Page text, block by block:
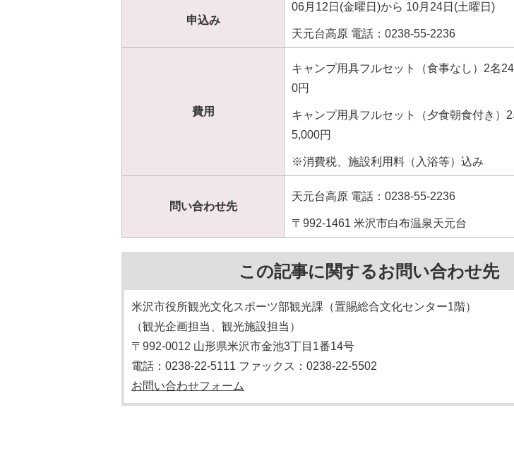
申込み
06月12日(金曜日)から 10月24日(土曜日)
天元台高原 電話：0238-55-2236
費用
キャンプ用具フルセット（食事なし）2名
0円
キャンプ用具フルセット（夕食朝食付き）
5,000円
※消費税、施設利用料（入浴等）込み
問い合わせ先
天元台高原 電話：0238-55-2236
〒992-1461 米沢市白布温泉天元台
この記事に関するお問い合わせ先
米沢市役所観光文化スポーツ部観光課（置賜総合文化センター1階）
（観光企画担当、観光施設担当）
〒992-0012 山形県米沢市金池3丁目1番14号
電話：0238-22-5111 ファックス：0238-22-5502
お問い合わせフォーム